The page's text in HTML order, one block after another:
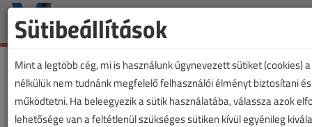
Sütibeállítások
Mint a legtöbb cég, mi is használunk úgynevezett sütiket (cookies)
nélkülük nem tudnánk megfelelő felhasználói élményt biztosítani
működtetni. Ha beleegyezik a sütik használatába, válassza azok
lehetősége van a feltétlenül szükséges sütiken kívül egyénileg